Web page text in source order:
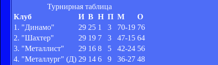
Турнирная таблица
Клуб
И В Н П М
О
1. "Динамо"
29 25 1 3 70-19 76
2. "Шахтер"
29 19 7 3 47-15 64
3. "Металлист"
29 16 8 5 42-24 56
4. "Металлург" (Д) 29 14 6 9 36-27 48